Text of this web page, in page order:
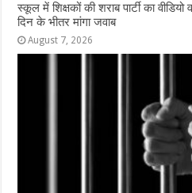
स्कूल में शिक्षकों की शराब पार्टी का
दिन के भीतर मांगा जवाब
August 7, 2026